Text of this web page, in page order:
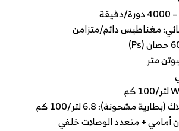
مغناطيس دائم/متزامن
مشحونة): 6.8 لتر/100 كم
أمامي + متعدد الوصلات خلفي